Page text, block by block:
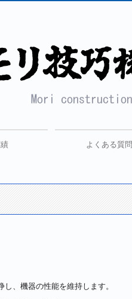
よくある質問
、機器の性能を維持します。